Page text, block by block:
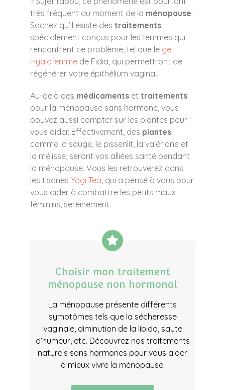
très fréquent au moment de la ménopause.
Sachez qu’il existe des traitements
spécialement conçus pour les femmes qui
rencontrent ce problème, tel que le gel
Hyalofemme de Fidia, qui permettront de
régénérer votre épithélium vaginal.
Au-delà des médicaments et traitements
pour la ménopause sans hormone, vous
pouvez aussi compter sur les plantes pour
vous aider. Effectivement, des plantes
comme la sauge, le pissenlit, la valériane et
la mélisse, seront vos alliées santé pendant
la ménopause. Vous les retrouverez dans
les tisanes Yogi Tea , qui a pensé à vous pour
vous aider à combattre les petits maux
féminins, sereinement.
Choisir mon traitement
ménopause non hormonal
La ménopause présente différents
symptômes tels que la sécheresse
vaginale, diminution de la libido, saute
d’humeur, etc. Découvrez nos traitements
naturels sans hormones pour vous aider
à mieux vivre la ménopause.